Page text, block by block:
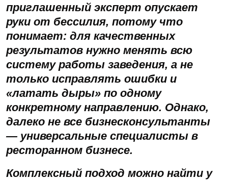
приглашенный эксперт опускает
руки от бессилия, потому что
понимает: для качественных
результатов нужно менять всю
систему работы заведения, а не
только исправлять ошибки и
«латать дыры» по одному
конкретному направлению. Однако,
далеко не все бизнесконсультанты
— универсальные специалисты в
ресторанном бизнесе.
Комплексный подход можно найти у